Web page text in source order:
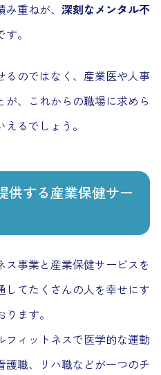
重ねが、 深刻なメンタル不
す。
るのではなく、産業医や人事
が、これからの職場に求めら
るでしょう。
供する産業保健サー
事業と産業保健サービスを
してたくさんの人を幸せにす
ます。
ィットネスで医学的な運動
職、リハ職などが一つのチ